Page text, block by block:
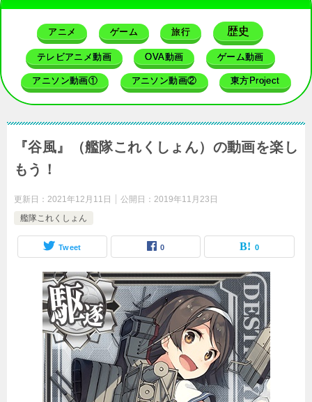
アニメ ゲーム 旅行 歴史
テレビアニメ動画 OVA動画 ゲーム動画
アニソン動画① アニソン動画② 東方Project
『谷風』（艦隊これくしょん）の動画を楽し
もう！
更新日： 2021年12月11日 公開日： 2019年11月23日
艦隊これくしょん
Tweet 0 0